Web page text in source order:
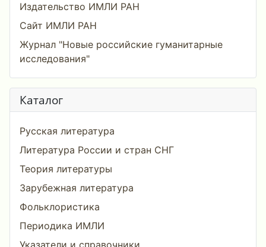
Издательство ИМЛИ РАН
Сайт ИМЛИ РАН
Журнал "Новые российские гуманитарные
исследования"
Каталог
Русская литература
Литература России и стран СНГ
Теория литературы
Зарубежная литература
Фольклористика
Периодика ИМЛИ